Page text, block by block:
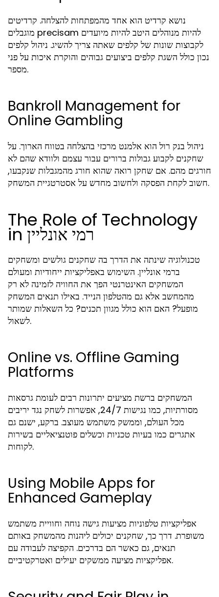
נושא קרדיט הוא אחד מהמפתחות להצלחה. קרדיטים
מוגבלים precisam להיות מנוהלים היטב להיות מיועדים
לקבוצות שונות של קלפים שאתה צריך להשיג. ניהול קלפים
נכון כולל השגת קלפים ביצועים גבוהים והוקרת איכות על פני
מספר.
Bankroll Management for
Online Gambling
ניהול בנק רול הוא אלמנט מרכזי בהצלחה בטווח הארוך. על
שחקנים לקבוע גבולות ברורים עבור עצמם ולוודא שהם לא
חורגים מהם. אם שחקן רואה שהוא חורג מהמגבלות שנקבעו,
חשוב לקחת הפסקה ולחשוב מחדש על אסטרטגיית המשחק.
The Role of Technology
in רמי אונליין
טכנולוגיה שינתה את הדרך בה שחקנים גולשים ומשחקים
ברמי אונליין. השימוש באפליקציות ייחודיות ומעולם
המשחקים האינטרנטי הפך את החוויה לזמינה לא רק
מהמחשב אלא גם מהטלפון הנייד. באילו תנאים המשחק
מופעל? האם הוא כולל מגוון תכנים? כל השאלות שמותר
לשאול.
Online vs. Offline Gaming
Platforms
המשחקים ברשת מציעים יתרונות רבים לעומת גרסאות
מסורתיות, כמו נגישות 24/7, אפשרות לשחק נגד יריבים
מכל העולם, וממשק משתמש מעוצב. ברקע, ישנם גם
אתגרים כמו בעיות טכניות וכשלים פוטנציאליים בשירות
לקוחות.
Using Mobile Apps for
Enhanced Gameplay
אפליקציות טלפוניות מציעות גישה נוחה וחוויית משתמש
משופרת. דרך כך, שחקנים יכולים ליהנות מהמשחק באותם
תנאים, גם כאשר הם בדרכים. הקפיצה לעבודה עם
אפליקציות מציעה ממשקים יעילים ואטרקטיביים.